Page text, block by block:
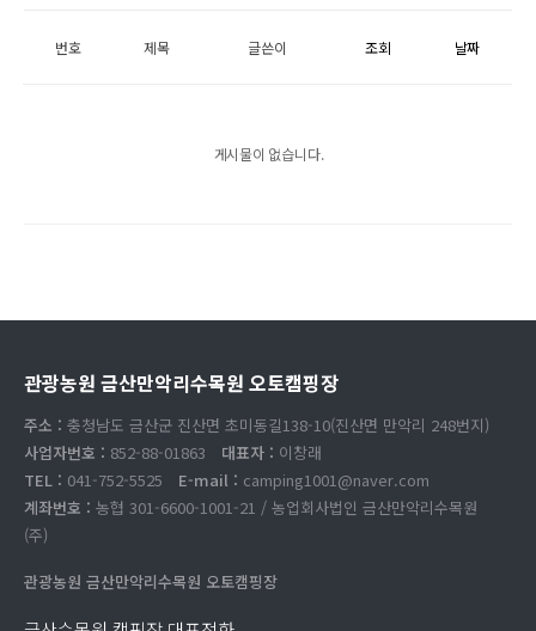
번호 제목 글쓴이 조회 날짜
게시물이 없습니다.
관광농원 금산만악리수목원 오토캠핑장
주소 : 충청남도 금산군 진산면 초미동길138-10(진산면 만악리 248번지)
사업자번호 : 852-88-01863 대표자 : 이창래
TEL : 041-752-5525 E-mail : camping1001@naver.com
계좌번호 : 농협 301-6600-1001-21 / 농업회사법인 금산만악리수목원
(주)
관광농원 금산만악리수목원 오토캠핑장